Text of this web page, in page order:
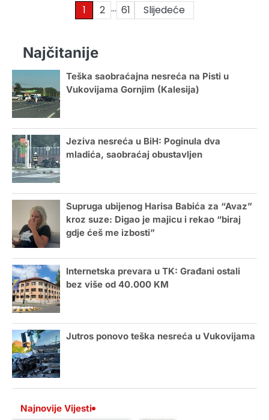
1 2 … 61 Slijedeće
Najčitanije
Teška saobraćajna nesreća na Pisti u
Vukovijama Gornjim (Kalesija)
Jeziva nesreća u BiH: Poginula dva
mladića, saobraćaj obustavljen
Supruga ubijenog Harisa Babića za “Avaz”
kroz suze: Digao je majicu i rekao “biraj
gdje ćeš me izbosti”
Internetska prevara u TK: Građani ostali
bez više od 40.000 KM
Jutros ponovo teška nesreća u Vukovijama
Najnovije Vijesti